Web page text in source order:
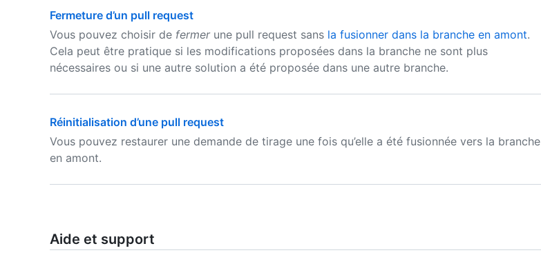
Fermeture d’un pull request
Vous pouvez choisir de fermerune pull request sans la fusionner dans la branche en amont.
Cela peut être pratique si les modifications proposées dans la branche ne sont plus
nécessaires ou si une autre solution a été proposée dans une autre branche.
Réinitialisation d’une pull request
Vous pouvez restaurer une demande de tirage une fois qu’elle a été fusionnée vers la branche
en amont.
Aide et support